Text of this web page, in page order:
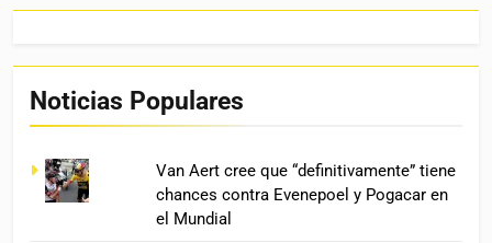
Noticias Populares
Van Aert cree que “definitivamente” tiene
chances contra Evenepoel y Pogacar en
el Mundial